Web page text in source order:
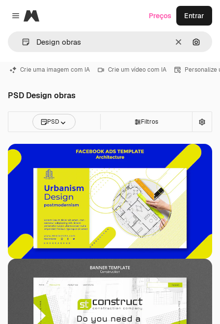
Close menu
Magnific
Limpar
Preços Entrar
Crie uma imagem com IA Crie um vídeo com IA Personalize
PSD Design obras
PSD Filtros